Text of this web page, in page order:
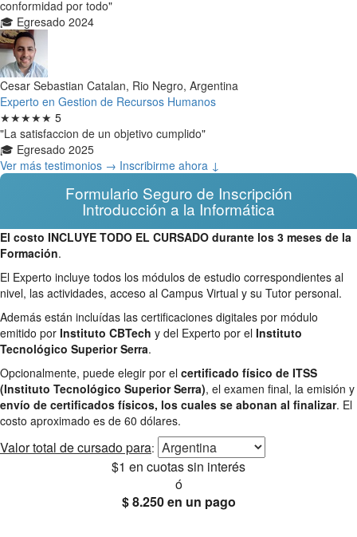
conformidad por todo"
🎓 Egresado 2024
Cesar Sebastian Catalan, Rio Negro, Argentina
Experto en Gestion de Recursos Humanos
★★★★★ 5
"La satisfaccion de un objetivo cumplido"
🎓 Egresado 2025
Ver más testimonios → Inscribirme ahora ↓
Formulario Seguro de Inscripción
Introducción a la Informática
El costo INCLUYE TODO EL CURSADO durante los 3 meses de la
Formación.
El Experto incluye todos los módulos de estudio correspondientes al
nivel, las actividades, acceso al Campus Virtual y su Tutor personal.
Además están incluídas las certificaciones digitales por módulo
emitido por Instituto CBTech y del Experto por el Instituto
Tecnológico Superior Serra.
Opcionalmente, puede elegir por el certificado físico de ITSS
(Instituto Tecnológico Superior Serra), el examen final, la emisión y
envío de certificados físicos, los cuales se abonan al finalizar. El
costo aproximado es de 60 dólares.
Valor total de cursado para:
$1 en cuotas sin interés
ó
$ 8.250en un pago